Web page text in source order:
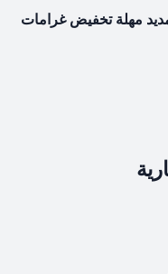
مهلة تخفيض غرامات